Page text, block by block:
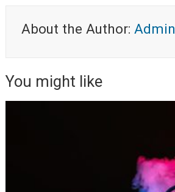
About the Author: Admin
You might like